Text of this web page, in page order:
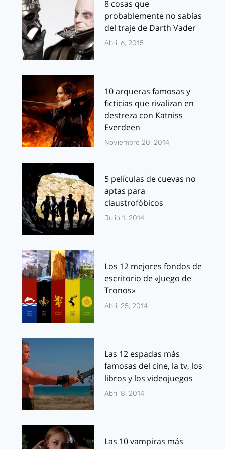
8 cosas que
probablemente no sabías
del traje de Darth Vader
Abril 6, 2015
10 arqueras famosas y
ficticias que rivalizan en
destreza con Katniss
Everdeen
Noviembre 20, 2014
5 películas de cuevas no
aptas para
claustrofóbicos
Julio 1, 2014
Los 12 mejores fondos de
escritorio de «Juego de
Tronos»
Abril 25, 2014
Las 12 espadas más
famosas del cine, la tv, los
libros y los videojuegos
Abril 8, 2014
Las 10 vampiras más